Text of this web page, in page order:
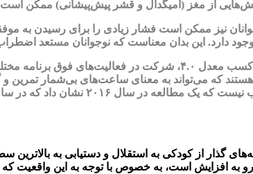
از مغز (آمیگدال و قشر پیش‌پیشانی) ممکن
نیز ممکن است فشار زیادی را برای رسیدن به
وجود دارد. این بدان معناست که نوجوانان مستعد
آنها ممکن است فشار زیادی را برای کسب معدل ۴.۰،
که می‌تواند به معنای ساعت‌های بی‌شمار تمرین و
نوجوانان احساس می‌کنند،
گذار از کودکی به استقلال و دستیابی به
افزایش است، به خصوص با توجه به این واقعیت